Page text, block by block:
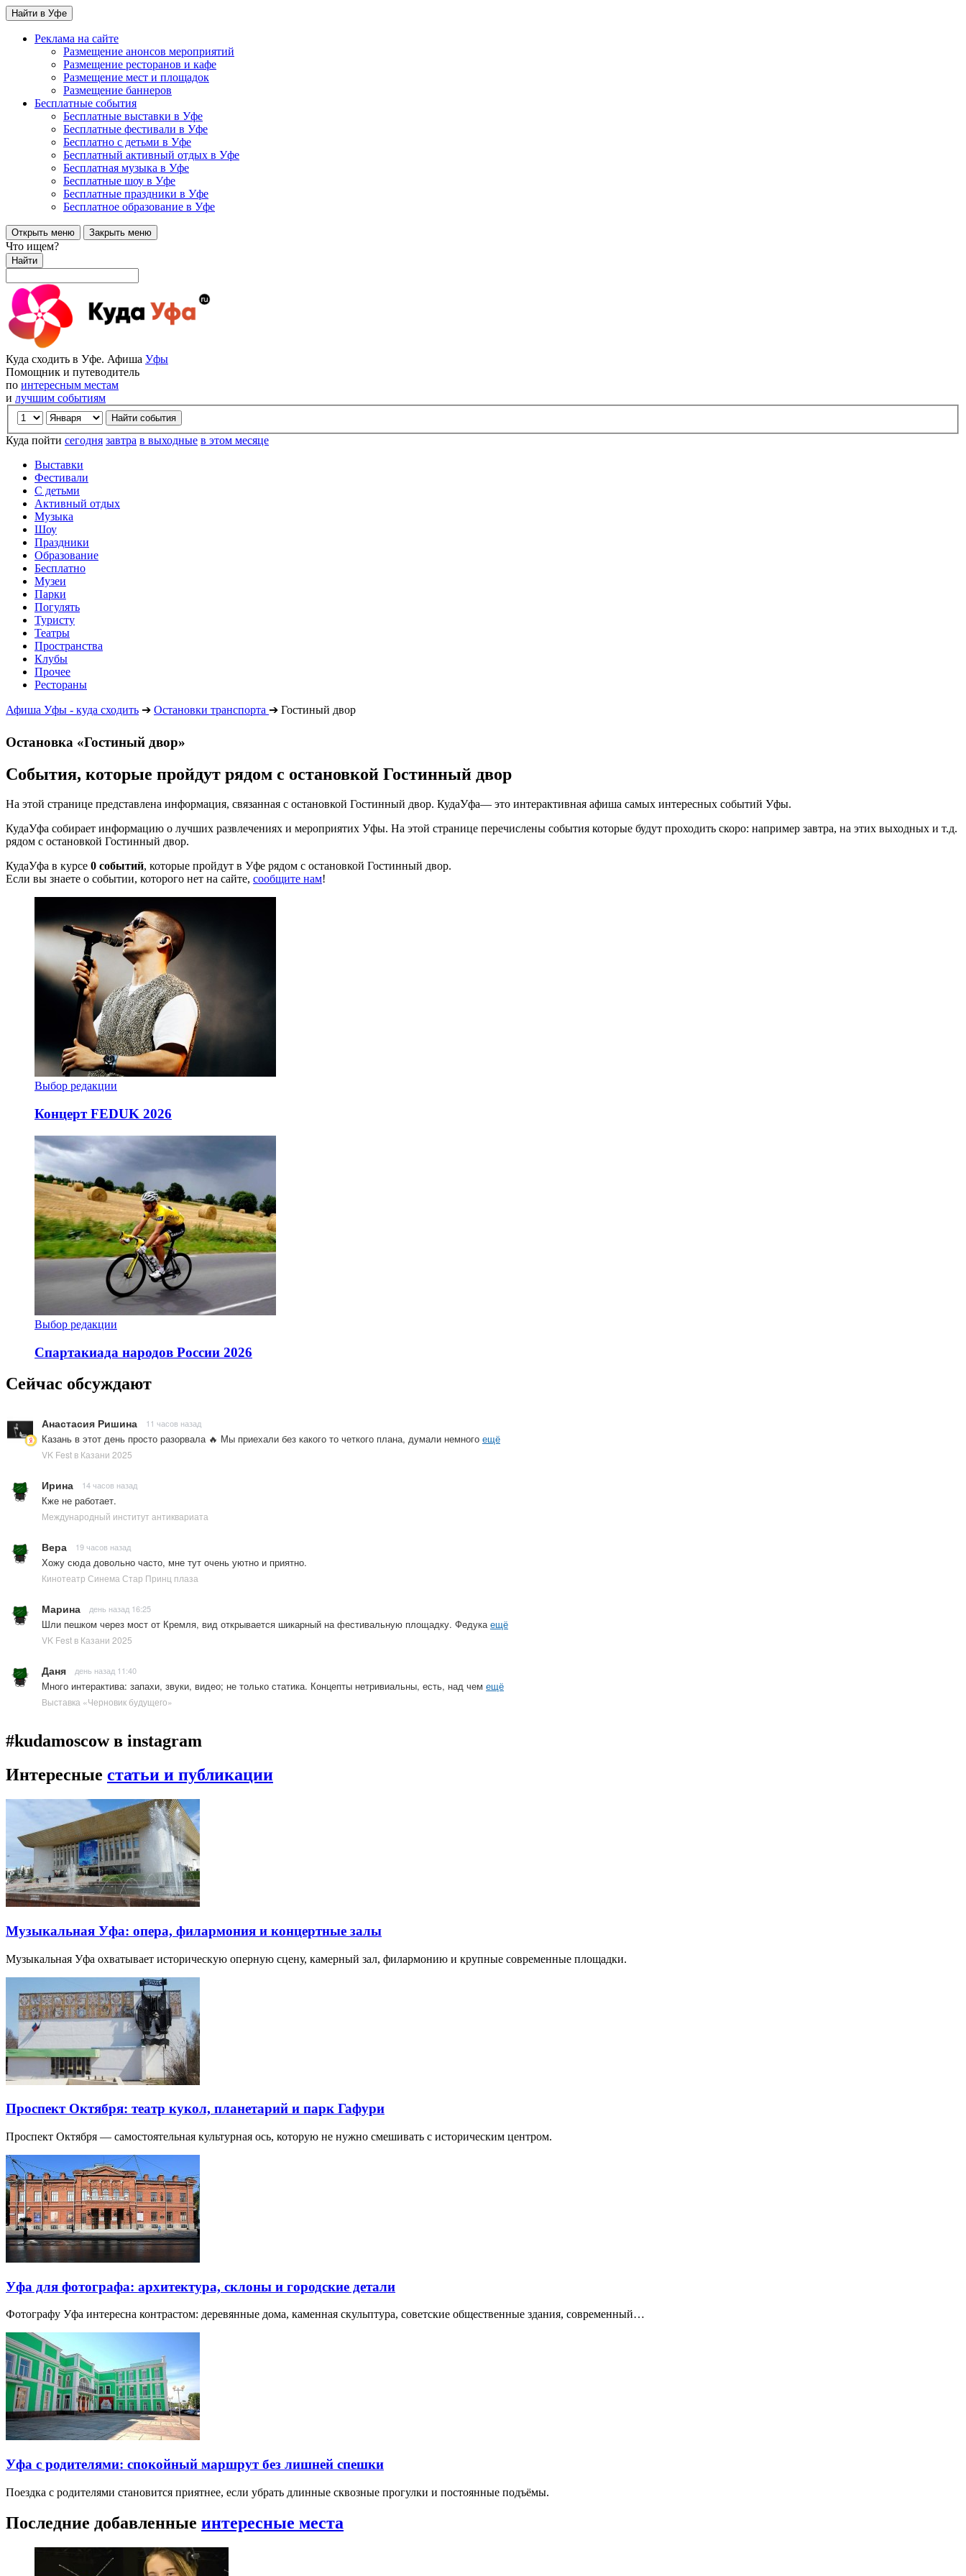
Найти в Уфе
Реклама на сайте
Размещение анонсов мероприятий
Размещение ресторанов и кафе
Размещение мест и площадок
Размещение баннеров
Бесплатные события
Бесплатные выставки в Уфе
Бесплатные фестивали в Уфе
Бесплатно с детьми в Уфе
Бесплатный активный отдых в Уфе
Бесплатная музыка в Уфе
Бесплатные шоу в Уфе
Бесплатные праздники в Уфе
Бесплатное образование в Уфе
Открыть меню Закрыть меню
Что ищем?
Найти
Куда сходить в Уфе. Афиша Уфы
Помощник и путеводитель
по интересным местам
и лучшим событиям
Куда пойти сегодня завтра в выходные в этом месяце
Выставки
Фестивали
С детьми
Активный отдых
Музыка
Шоу
Праздники
Образование
Бесплатно
Музеи
Парки
Погулять
Туристу
Театры
Пространства
Клубы
Прочее
Рестораны
Афиша Уфы - куда сходить ➔ Остановки транспорта ➔ Гостиный двор
Остановка «Гостиный двор»
События, которые пройдут рядом с остановкой Гостинный двор
На этой странице представлена информация, связанная с остановкой Гостинный двор. КудаУфа— это интерактивная афиша самых интересных событий Уфы.
КудаУфа собирает информацию о лучших развлечениях и мероприятих Уфы. На этой странице перечислены события которые будут проходить скоро: например завтра, на этих выходных и т.д.
рядом с остановкой Гостинный двор.
КудаУфа в курсе 0 событий, которые пройдут в Уфе рядом с остановкой Гостинный двор.
Если вы знаете о событии, которого нет на сайте, сообщите нам!
Выбор редакции
Концерт FEDUK 2026
Выбор редакции
Спартакиада народов России 2026
Сейчас обсуждают
Анастасия Ришина 11 часов назад
Казань в этот день просто разорвала 🔥 Мы приехали без какого то четкого плана, думали немного ещё
VK Fest в Казани 2025
Ирина 14 часов назад
Кже не работает.
Международный институт антиквариата
Вера 19 часов назад
Хожу сюда довольно часто, мне тут очень уютно и приятно.
Кинотеатр Синема Стар Принц плаза
Марина день назад 16:25
Шли пешком через мост от Кремля, вид открывается шикарный на фестивальную площадку. Федукаещё
VK Fest в Казани 2025
Даня день назад 11:40
Много интерактива: запахи, звуки, видео; не только статика. Концепты нетривиальны, есть, над чем ещё
Выставка «Черновик будущего»
#kudamoscow в instagram
Интересные статьи и публикации
Музыкальная Уфа: опера, филармония и концертные залы
Музыкальная Уфа охватывает историческую оперную сцену, камерный зал, филармонию и крупные современные площадки.
Проспект Октября: театр кукол, планетарий и парк Гафури
Проспект Октября — самостоятельная культурная ось, которую не нужно смешивать с историческим центром.
Уфа для фотографа: архитектура, склоны и городские детали
Фотографу Уфа интересна контрастом: деревянные дома, каменная скульптура, советские общественные здания, современный…
Уфа с родителями: спокойный маршрут без лишней спешки
Поездка с родителями становится приятнее, если убрать длинные сквозные прогулки и постоянные подъёмы.
Последние добавленные интересные места